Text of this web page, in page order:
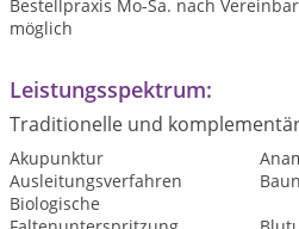
Bestellpraxis Mo-Sa. nach
möglich
Leistungsspektrum:
Traditionelle und
Akupunktur
Ausleitungsverfahren
Biologische